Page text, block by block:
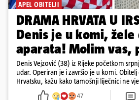
APEL OBITELJI
DRAMA HRVATA U
Denis je u komi,
aparata! Molim vas,
Denis Vejzović (38) iz Rijeke početkom
udar. Operiran je i završio je u komi. Obitelj
Hrvatsku, kažu kako tamošnji liječnici ne
'Imamo 72 sata'
47